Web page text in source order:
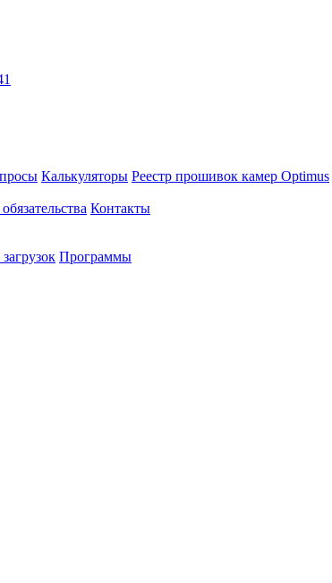
Калькуляторы Реестр прошивок камер Optimus
Контакты
Программы